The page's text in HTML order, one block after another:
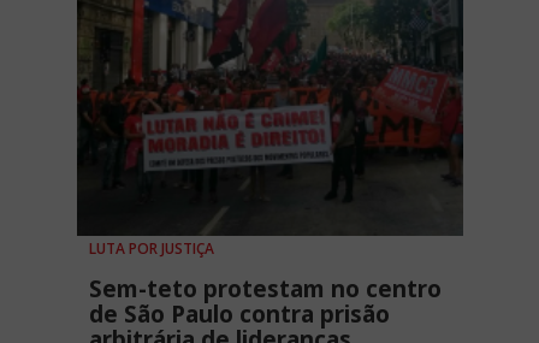
LUTA POR JUSTIÇA
Sem-teto protestam no centro
de São Paulo contra prisão